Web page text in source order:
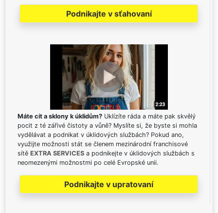
Podnikajte v sťahovaní
Máte cit a sklony k úklidům? Uklízíte ráda a máte pak skvělý
pocit z té zářivé čistoty a vůně? Myslíte si, že byste si mohla
vydělávat a podnikat v úklidových službách? Pokud ano,
využijte možnosti stát se členem mezinárodní franchisové
sítě EXTRA SERVICES a podnikejte v úklidových službách s
neomezenými možnostmi po celé Evropské unii.
Podnikajte v upratovaní